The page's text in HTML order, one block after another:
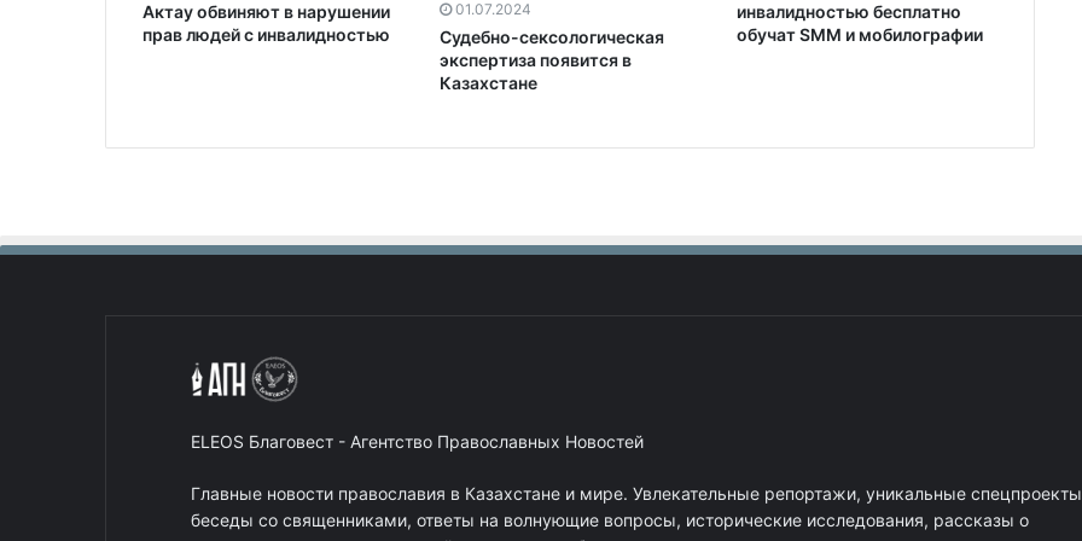
Актау обвиняют в нарушении
прав людей с инвалидностью
01.07.2024
Судебно-сексологическая
экспертиза появится в
Казахстане
инвалидностью бесплатно
обучат SMM и мобилографии
ELEOS Благовест - Агентство Православных Новостей
Главные новости православия в Казахстане и мире. Увлекательные репортажи, уникальные
беседы со священниками, ответы на волнующие вопросы, исторические исследования, рассказы о